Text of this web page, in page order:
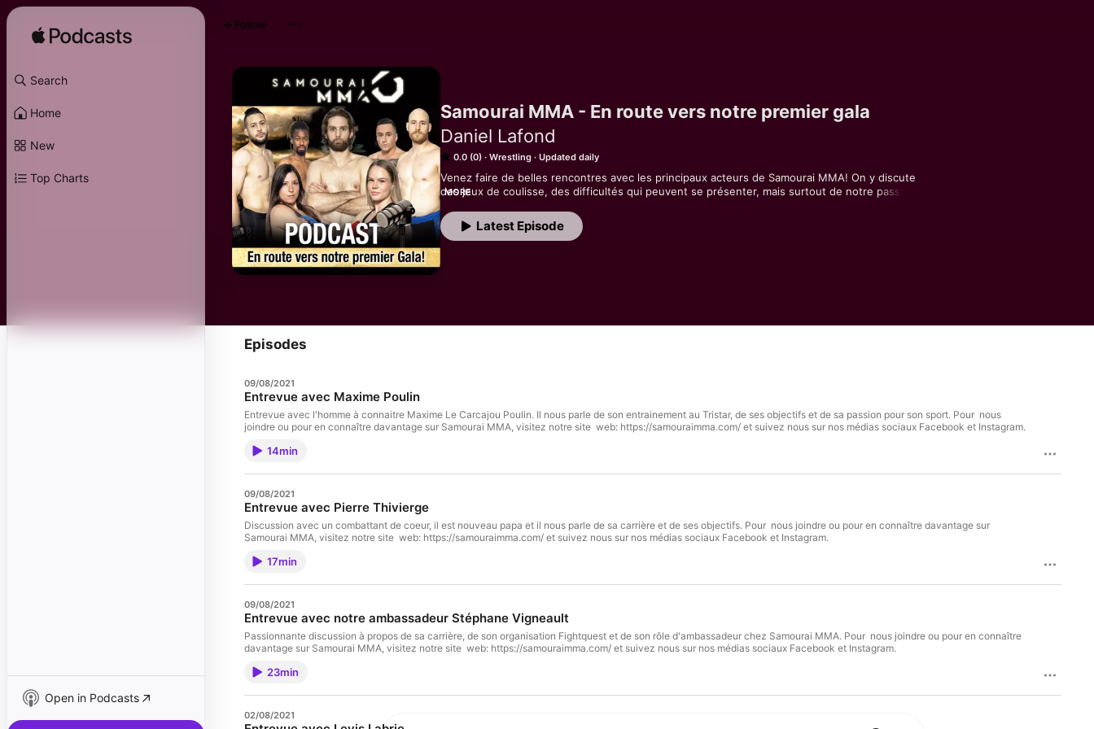
Search
Home
New
Top Charts
Open in Podcasts
Samourai MMA - En route vers notre premier gala
Daniel Lafond
0.0 (0) Wrestling Updated daily
Venez faire de belles rencontres avec les principaux acteurs de Samourai MMA! On y discute
des jeux de coulisse, des difficultés qui peuvent se présenter, mais surtout de notre passion
Suivez-nous vers notre premier gala!
MORE
Latest Episode
Follow
Episodes
09/08/2021
Entrevue avec Maxime Poulin
Entrevue avec l'homme à connaitre Maxime Le Carcajou Poulin. Il nous parle de son entrainement au Tristar, de ses objectifs et de sa passion pour son sport. Pour nous
joindre ou pour en connaître davantage sur Samourai MMA, visitez notre site web: https://samouraimma.com/ et suivez nous sur nos médias sociaux Facebook et Instagram.
14min
09/08/2021
Entrevue avec Pierre Thivierge
Discussion avec un combattant de coeur, il est nouveau papa et il nous parle de sa carrière et de ses objectifs. Pour nous joindre ou pour en connaître davantage sur
Samourai MMA, visitez notre site web: https://samouraimma.com/ et suivez nous sur nos médias sociaux Facebook et Instagram.
17min
09/08/2021
Entrevue avec notre ambassadeur Stéphane Vigneault
Passionnante discussion à propos de sa carrière, de son organisation Fightquest et de son rôle d'ambassadeur chez Samourai MMA. Pour nous joindre ou pour en connaître
davantage sur Samourai MMA, visitez notre site web: https://samouraimma.com/ et suivez nous sur nos médias sociaux Facebook et Instagram.
23min
02/08/2021